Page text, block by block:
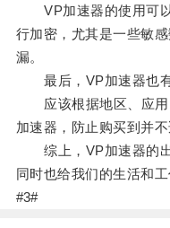
VP加速器的使用可以
行加密，尤其是一些敏
漏。
最后，VP加速器也有
应该根据地区、应用
加速器，防止购买到并不
综上，VP加速器的出
同时也给我们的生活和
#3#